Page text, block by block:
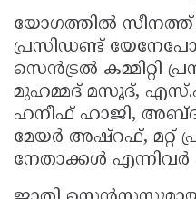
യോഗത്തിൽ
പ്രസിഡണ്ട്
സെൻട്രൽ കമ്മിറ്റി
മുഹമ്മദ് മസൂദ്,
ഹനീഫ് ഹാജി,
മേയർ അഷ്റഫ്, മറ്റ്
നേതാക്കൾ എന്നിവർ